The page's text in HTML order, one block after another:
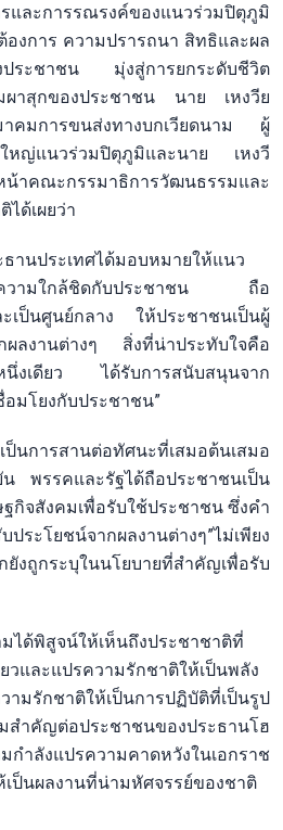
และการรณรงค์ของแนวร่วมปิตุภูมิ
องการ ความปรารถนา สิทธิและผล
ประชาชน มุ่งสู่การยกระดับชีวิต
ผาสุกของประชาชน นาย เหงวีย
คมการขนส่งทางบกเวียดนาม ผู้
ใหญ่แนวร่วมปิตุภูมิและนาย เหงวี
าคณะกรรมาธิการวัฒนธรรมและ
ด้เผยว่า
านประเทศได้มอบหมายให้แนว
มความใกล้ชิดกับประชาชน ถือ
เป็นศูนย์กลาง ให้ประชาชนเป็นผู้
ผลงานต่างๆ สิ่งที่น่าประทับใจคือ
หนึ่งเดียว ได้รับการสนับสนุนจาก
มโยงกับประชาชน”
นการสานต่อทัศนะที่เสมอต้นเสมอ
พรรคและรัฐได้ถือประชาชนเป็น
กิจสังคมเพื่อรับใช้ประชาชน ซึ่งคำ
ระโยชน์จากผลงานต่างๆ”ไม่เพียง
งถูกระบุในนโยบายที่สำคัญเพื่อรับ
ได้พิสูจน์ให้เห็นถึงประชาชาติที่
วและแปรความรักชาติให้เป็นพลัง
มรักชาติให้เป็นการปฏิบัติที่เป็นรูป
สำคัญต่อประชาชนของประธานโฮ
ลังแปรความคาดหวังในเอกราช
เป็นผลงานที่น่ามหัศจรรย์ของชาติ